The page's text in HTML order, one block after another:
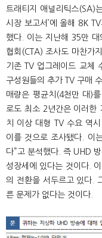
트래티지 애널리틱스(SA)
시장 보고서’에 올해 8K
했다. 이는 지난해 35만 대
협회(CTA) 조사도 마찬가
기존 TV 업그레이드 교체
구성원들의 추가 TV 구매
매량은 평균치(4천만 대)
로도 최소 2년간은 이러한
치 이상 대형 TV 수요 역
이를 것으로 조사됐다. 이
다”고 분석했다. 즉 UHD
성장세에 있다는 것이다.
의 전환을 서두르고 있다.
른 문제가 없다는 것이다.